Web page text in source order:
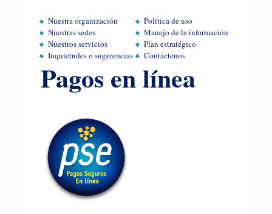
Nuestra organización
Nuestras sedes
Nuestros servicios
Inquietudes o sugerencias
Política de uso
Manejo de la información
Plan estratégico
Contáctenos
Pagos en línea